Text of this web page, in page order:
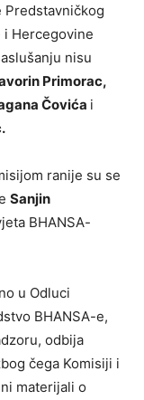
Predstavničkog
i Hercegovine
nisu
Primorac,
Čovića i
ranije su se
Sanjin
BHANSA-
u Odluci
BHANSA-e,
odbija
čega Komisiji i
materijali o